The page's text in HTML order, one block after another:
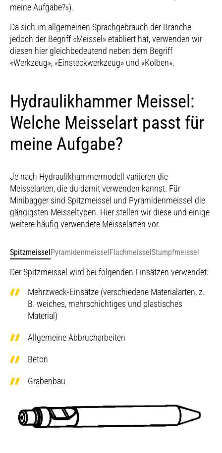
meine Aufgabe?»).
Da sich im allgemeinen Sprachgebrauch der Branche
jedoch der Begriff «Meissel» etabliert hat, verwenden wir
diesen hier gleichbedeutend neben dem Begriff
«Werkzeug», «Einsteckwerkzeug» und «Kolben».
Hydraulikhammer Meissel:
Welche Meisselart passt für
meine Aufgabe?
Je nach Hydraulikhammermodell variieren die
Meisselarten, die du damit verwenden kannst. Für
Minibagger sind Spitzmeissel und Pyramidenmeissel die
gängigsten Meisseltypen. Hier stellen wir diese und einige
weitere häufig verwendete Meisselarten vor.
SpitzmeisselPyramidenmeisselFlachmeisselStumpfmeissel
Der Spitzmeissel wird bei folgenden Einsätzen verwendet:
Mehrzweck-Einsätze (verschiedene Materialarten, z.
B. weiches, mehrschichtiges und plastisches
Material)
Allgemeine Abbrucharbeiten
Beton
Grabenbau